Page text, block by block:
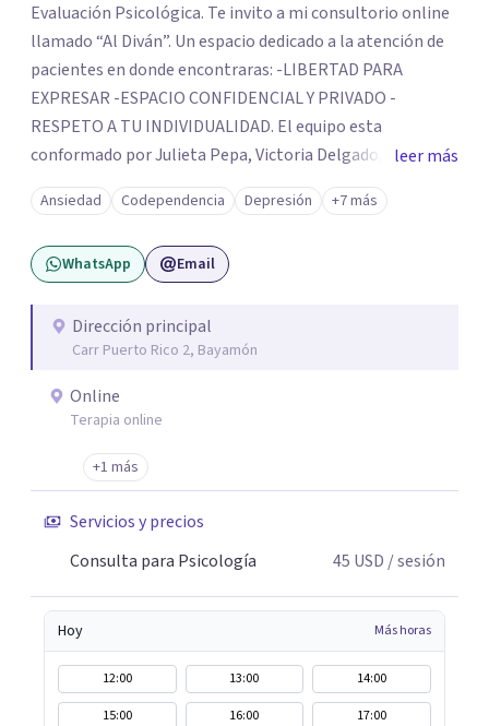
Evaluación Psicológica. Te invito a mi consultorio online
llamado “Al Diván”. Un espacio dedicado a la atención de
pacientes en donde encontraras: -LIBERTAD PARA
EXPRESAR -ESPACIO CONFIDENCIAL Y PRIVADO -
RESPETO A TU INDIVIDUALIDAD. El equipo esta
conformado por Julieta Pepa, Victoria Delgado, Maria
Eugenia Latorre, psicólogas especializadas en Terapia
individual Clínica, Perspectiva de género, Orientación a
Ma-padres, Duelos, Terapia de Pareja y Migraciones.
Tambien contamos con la nutricionista Giuliana Liberti.
comunicaré para confirmarlo, el día acordado envio un
link para acceder a la sesión online, ¡y listo, nos
leer más
Ansiedad Codependencia Depresión +7 más
WhatsApp Email
Dirección principal
Carr Puerto Rico 2, Bayamón
Online
Terapia online
+1 más
Servicios y precios
Consulta para Psicología
45 USD / sesión
Hoy Más horas
12:00 13:00
14:00
15:00
16:00 17:00